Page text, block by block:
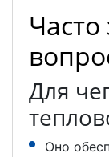
Для
Оно